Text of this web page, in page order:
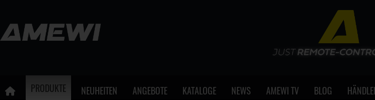
PRODUKTE NEUHEITEN ANGEBOTE KATALOGE NEWS AMEWI TV BLOG